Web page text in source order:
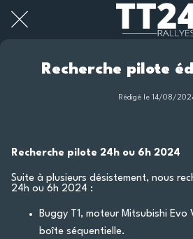
Recherche pilote
Rédigé le 14/08/
Recherche pilote 24h ou 6h 2024
Suite à plusieurs désistement, nous
24h ou 6h 2024 :
Buggy T1, moteur Mitsubishi Evo
boîte séquentielle.